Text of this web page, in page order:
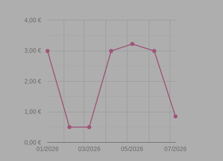
01/2026 03/2026 05/2026 07/2026
0,00 €
1,00 €
2,00 €
3,00 €
4,00 €